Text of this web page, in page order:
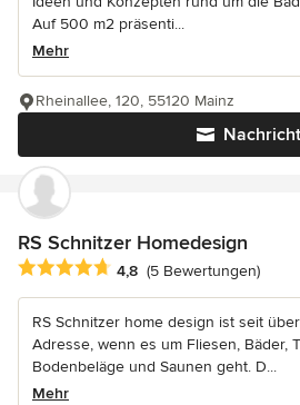
Auf 500 m2 präsenti...
Mehr
Nachricht
Rheinallee, 120, 55120 Mainz
RS Schnitzer Homedesign
Durchschnittliche Bewertung: 4.8
4,8 (5 Bewertungen)
RS Schnitzer home design ist seit
Adresse, wenn es um Fliesen, Bäder,
Bodenbeläge und Saunen geht. D...
Mehr